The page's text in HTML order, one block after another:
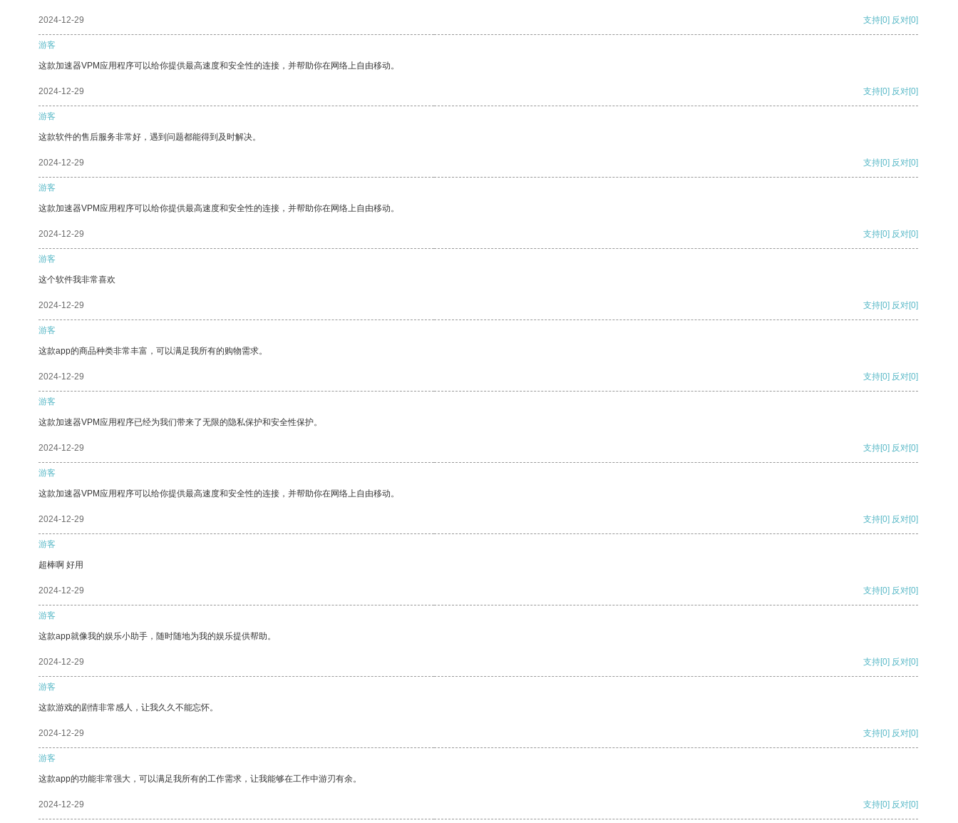
2024-12-29 支持[0] 反对[0]
游客
这款加速器VPM应用程序可以给你提供最高速度和安全性的连接，并帮助你在网络上自由移动。
2024-12-29 支持[0] 反对[0]
游客
这款软件的售后服务非常好，遇到问题都能得到及时解决。
2024-12-29 支持[0] 反对[0]
游客
这款加速器VPM应用程序可以给你提供最高速度和安全性的连接，并帮助你在网络上自由移动。
2024-12-29 支持[0] 反对[0]
游客
这个软件我非常喜欢
2024-12-29 支持[0] 反对[0]
游客
这款app的商品种类非常丰富，可以满足我所有的购物需求。
2024-12-29 支持[0] 反对[0]
游客
这款加速器VPM应用程序已经为我们带来了无限的隐私保护和安全性保护。
2024-12-29 支持[0] 反对[0]
游客
这款加速器VPM应用程序可以给你提供最高速度和安全性的连接，并帮助你在网络上自由移动。
2024-12-29 支持[0] 反对[0]
游客
超棒啊 好用
2024-12-29 支持[0] 反对[0]
游客
这款app就像我的娱乐小助手，随时随地为我的娱乐提供帮助。
2024-12-29 支持[0] 反对[0]
游客
这款游戏的剧情非常感人，让我久久不能忘怀。
2024-12-29 支持[0] 反对[0]
游客
这款app的功能非常强大，可以满足我所有的工作需求，让我能够在工作中游刃有余。
2024-12-29 支持[0] 反对[0]